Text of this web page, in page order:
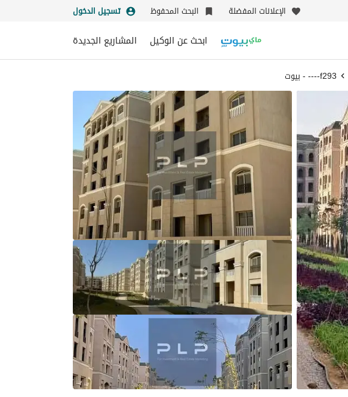
الإعلانات المفضلة البحث المحفوظ تسجيل الدخول
ابحث عن الوكيل المشاريع الجديدة
f293---- - بيوت